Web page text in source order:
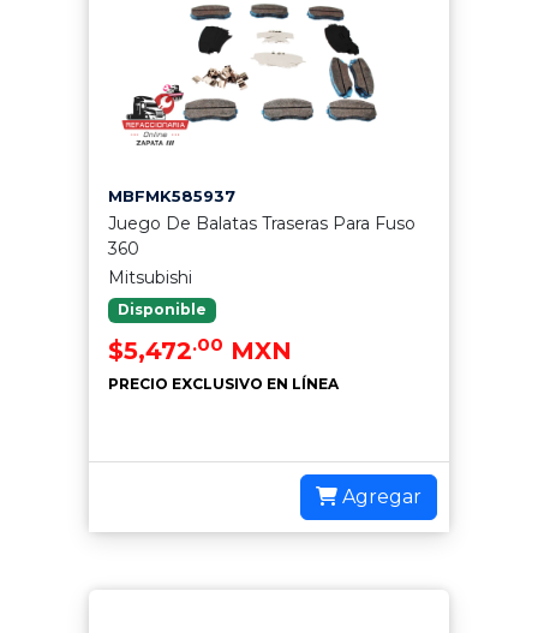
MBFMK585937
Juego De Balatas Traseras Para Fuso
360
Mitsubishi
Disponible
$5,472.00 MXN
PRECIO EXCLUSIVO EN LÍNEA
Agregar